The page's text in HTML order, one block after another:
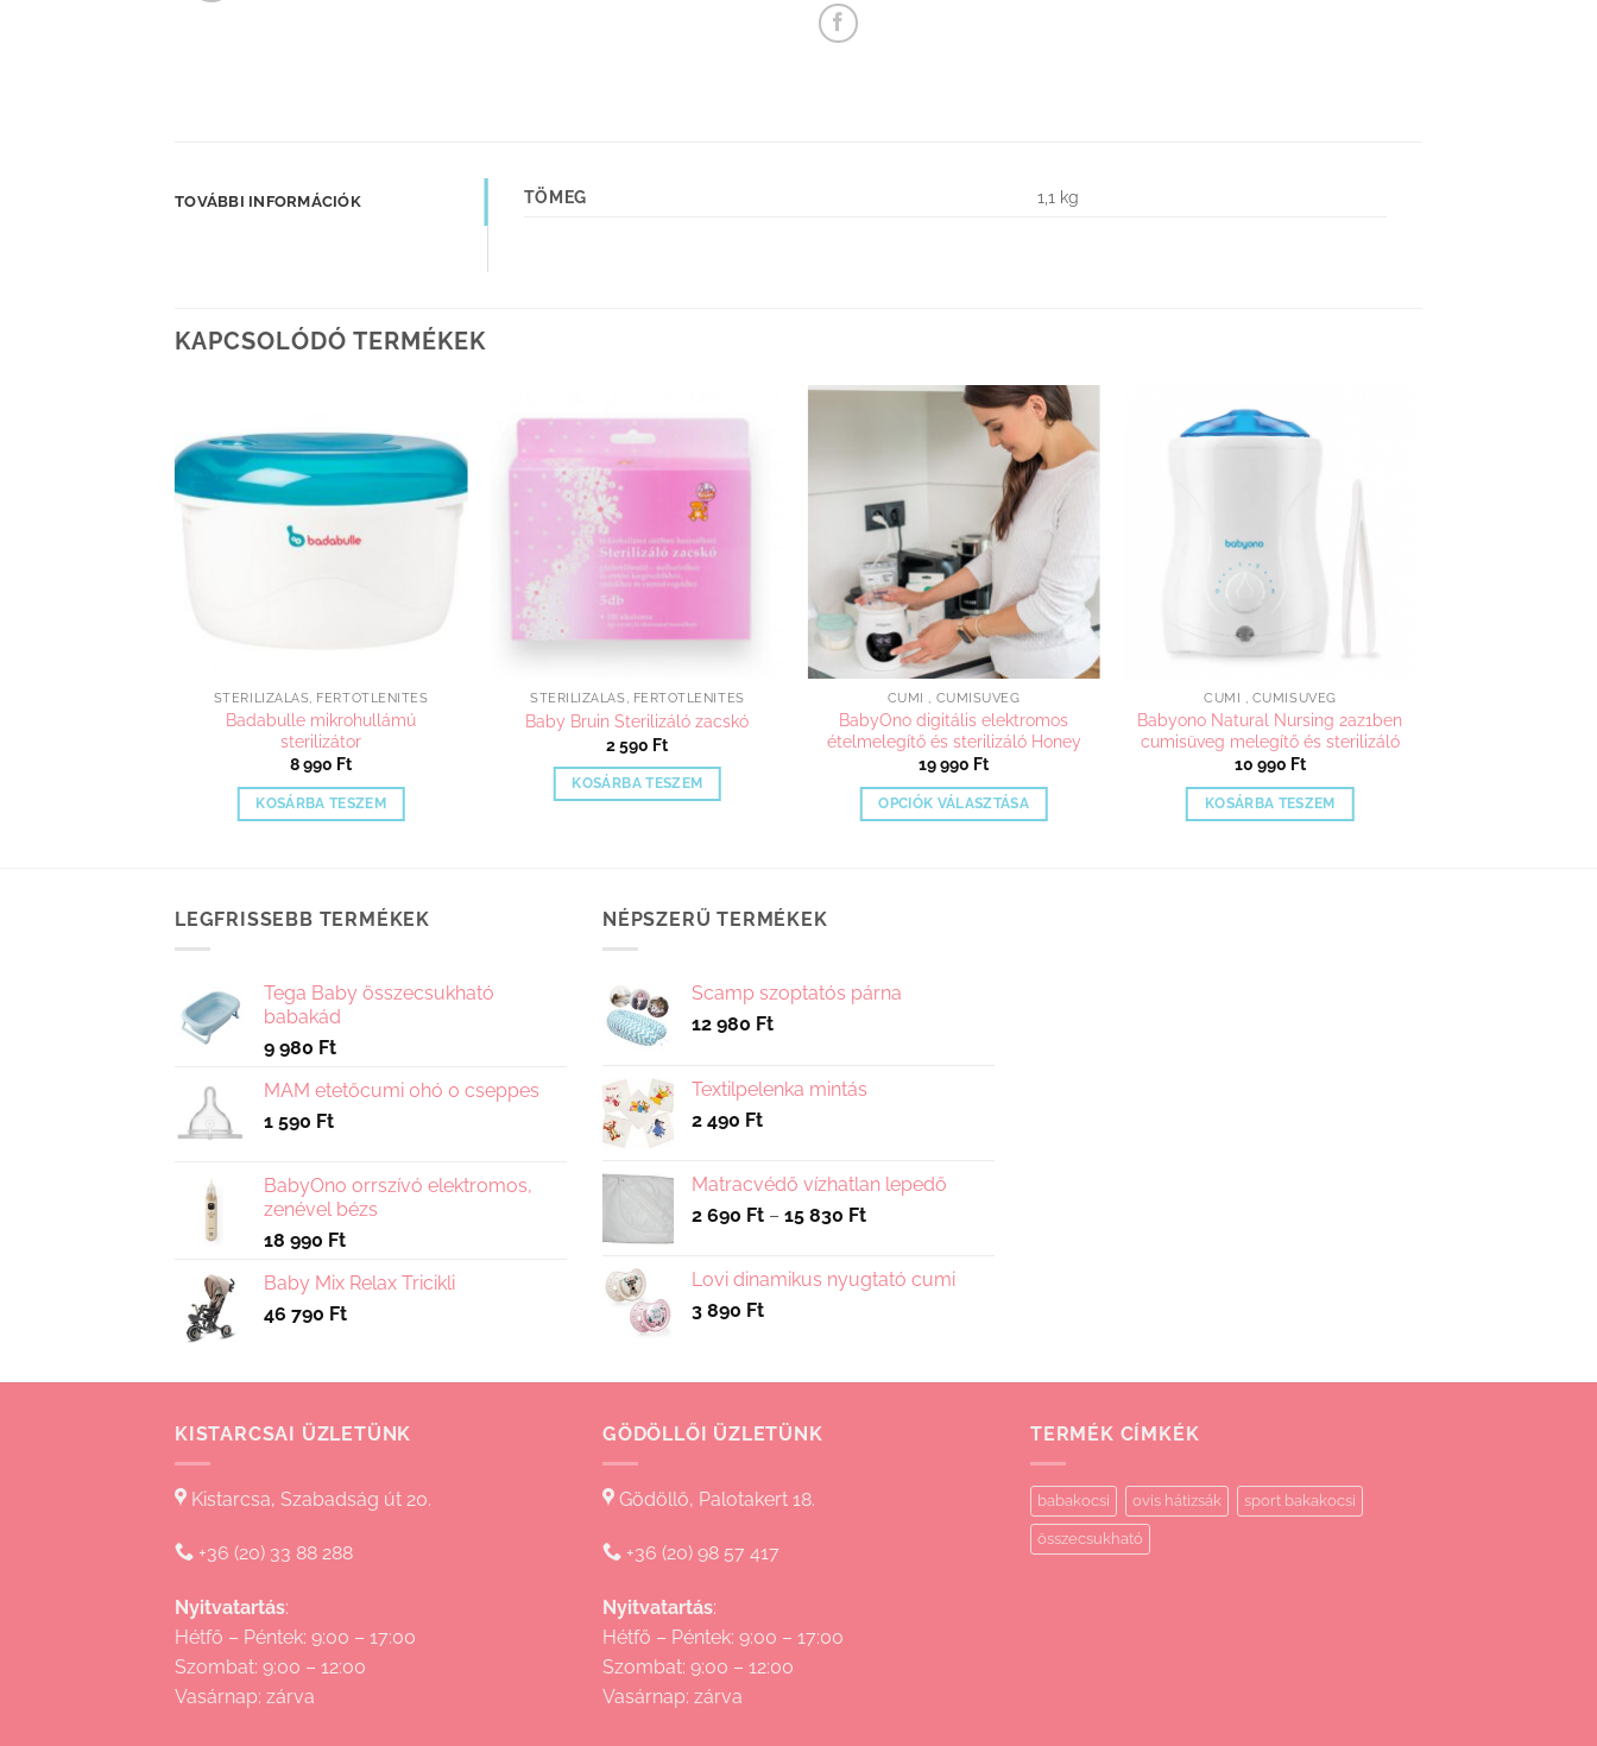
TOVÁBBI INFORMÁCIÓK TÖMEG 1,1 kg
KAPCSOLÓDÓ TERMÉKEK
Kedvenceimhez
STERILIZÁLÁS, FERTŐTLENÍTÉS
Badabulle mikrohullámú
sterilizátor
8 990 Ft
KOSÁRBA TESZEM
adom
STERILIZÁLÁS, FERTŐTLENÍTÉS
Baby Bruin Sterilizáló zacskó
2 590 Ft
KOSÁRBA TESZEM
Kedvenceimhez
adom
CUMI , CUMISÜVEG
BabyOno digitális elektromos
ételmelegítő és sterilizáló Honey
19 990 Ft
OPCIÓK VÁLASZTÁSA
CUMI , CUMISÜVEG
Babyono Natural Nursing 2az1ben
cumisüveg melegítő és sterilizáló
10 990 Ft
KOSÁRBA TESZEM
LEGFRISSEBB TERMÉKEK
Tega Baby összecsukható
babakád
9 980 Ft
MAM etetőcumi 0hó 0 cseppes
1 590 Ft
BabyOno orrszívó elektromos,
zenével bézs
18 990 Ft
Baby Mix Relax Tricikli
46 790 Ft
NÉPSZERŰ TERMÉKEK
Scamp szoptatós párna
12 980 Ft
Textilpelenka mintás
2 490 Ft
Matracvédő vízhatlan lepedő
2 690 Ft – 15 830 FtÁrtartomány:
-
Lovi dinamikus nyugtató cumi
3 890 Ft
KISTARCSAI ÜZLETÜNK
Kistarcsa, Szabadság út 20.
+36 (20) 33 88 288
Nyitvatartás:
Hétfő – Péntek: 9:00 – 17:00
Szombat: 9:00 – 12:00
Vasárnap: zárva
GÖDÖLLŐI ÜZLETÜNK
Gödöllő, Palotakert 18.
+36 (20) 98 57 417
Nyitvatartás:
Hétfő – Péntek: 9:00 – 17:00
Szombat: 9:00 – 12:00
Vasárnap: zárva
TERMÉK CÍMKÉK
babakocsi ovis hátizsák sport bakakocsi
összecsukható